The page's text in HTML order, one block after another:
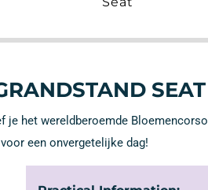
SEAT
je het wereldberoemde Bloemencorso
een onvergetelijke dag!